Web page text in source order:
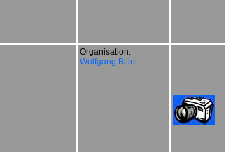
Organisation:
Wolfgang Biller